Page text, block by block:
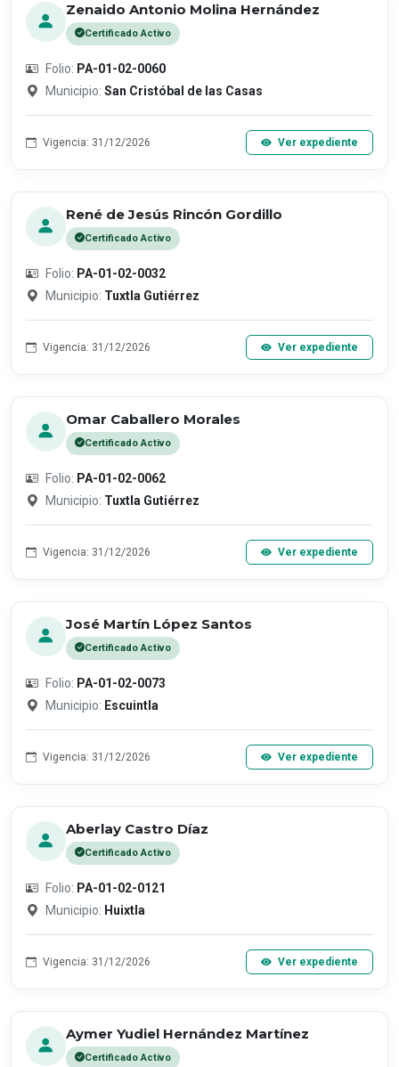
Zenaido Antonio Molina Hernández
Certificado Activo
Folio: PA-01-02-0060
Municipio: San Cristóbal de las Casas
Vigencia: 31/12/2026 Ver expediente
René de Jesús Rincón Gordillo
Certificado Activo
Folio: PA-01-02-0032
Municipio: Tuxtla Gutiérrez
Vigencia: 31/12/2026 Ver expediente
Omar Caballero Morales
Certificado Activo
Folio: PA-01-02-0062
Municipio: Tuxtla Gutiérrez
Vigencia: 31/12/2026 Ver expediente
José Martín López Santos
Certificado Activo
Folio: PA-01-02-0073
Municipio: Escuintla
Vigencia: 31/12/2026 Ver expediente
Aberlay Castro Díaz
Certificado Activo
Folio: PA-01-02-0121
Municipio: Huixtla
Vigencia: 31/12/2026 Ver expediente
Aymer Yudiel Hernández Martínez
Certificado Activo